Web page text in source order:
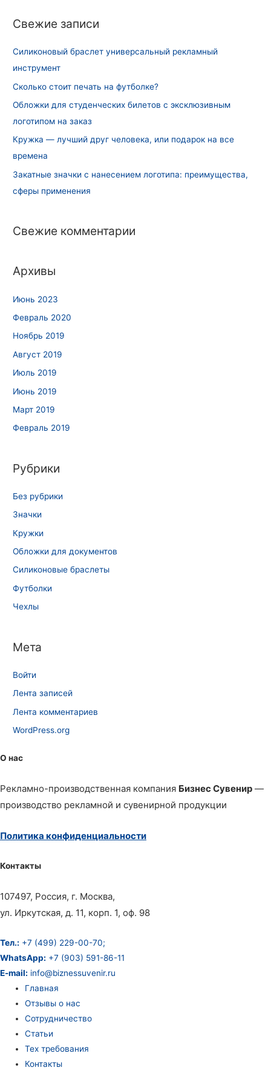
:Свежие записи
Силиконовый браслет универсальный рекламный
инструмент
Сколько стоит печать на футболке?
Обложки для студенческих билетов с эксклюзивным
логотипом на заказ
Кружка — лучший друг человека, или подарок на все
времена
Закатные значки с нанесением логотипа: преимущества,
сферы применения
Свежие комментарии
Архивы
Июнь 2023
Февраль 2020
Ноябрь 2019
Август 2019
Июль 2019
Июнь 2019
Март 2019
Февраль 2019
Рубрики
Без рубрики
Значки
Кружки
Обложки для документов
Силиконовые браслеты
Футболки
Чехлы
Мета
Войти
Лента записей
Лента комментариев
WordPress.org
О нас
Рекламно-производственная компания Бизнес Сувенир —
производство рекламной и сувенирной продукции
Политика конфиденциальности
Контакты
107497, Россия, г. Москва,
ул. Иркутская, д. 11, корп. 1, оф. 98
Тел.: +7 (499) 229-00-70;
WhatsApp: +7 (903) 591-86-11
E-mail: info@biznessuvenir.ru
Главная
Отзывы о нас
Сотрудничество
Статьи
Тех требования
Контакты